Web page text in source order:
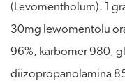
(Levomentholum). 1
30mg lewomentolu
96%, karbomer 980,
diizopropanolamina